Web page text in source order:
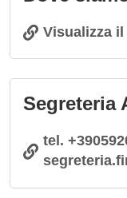
Visualizza il
Segreteria
tel.